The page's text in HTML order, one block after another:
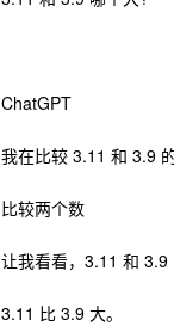
ChatGPT
我在比较 3.11 和 3.9
比较两个数
让我看看，3.11 和 3.9
3.11 比 3.9 大。